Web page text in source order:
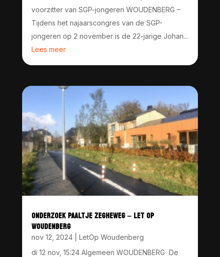
voorzitter van SGP-jongeren WOUDENBERG –
Tijdens het najaarscongres van de SGP-
jongeren op 2 november is de 22-jarige Johan...
Lees meer
ONDERZOEK PAALTJE ZEGHEWEG – LET OP
WOUDENBERG
nov 12, 2024| LetOp Woudenberg
di 12 nov, 15:24 Algemeen WOUDENBERG De